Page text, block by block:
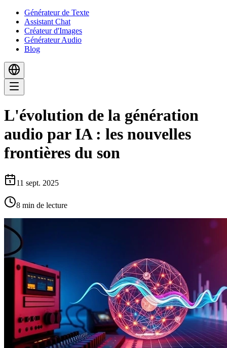
Générateur de Texte
Assistant Chat
Créateur d'Images
Générateur Audio
Blog
L'évolution de la génération
audio par IA : les nouvelles
frontières du son
11 sept. 2025
8 min de lecture